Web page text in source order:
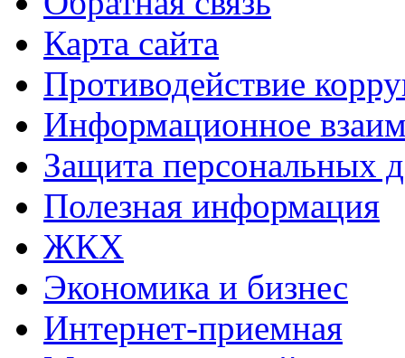
Карта сайта
Противодействие
Информационное
Защита персональных
Полезная информация
ЖКХ
Экономика и бизнес
Интернет-приемная